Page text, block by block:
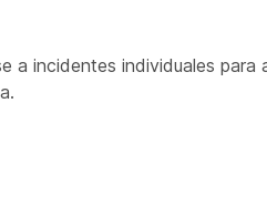
a incidentes individuales